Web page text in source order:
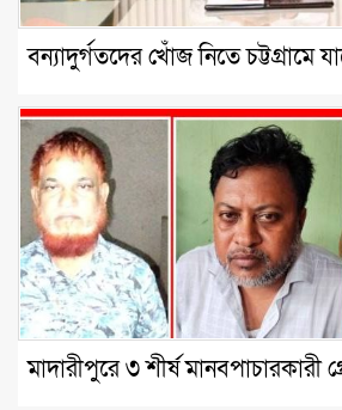
বন্যাদুর্গতদের খোঁজ নিতে চট্টগ্রামে
মাদারীপুরে ৩ শীর্ষ মানবপাচারকারী